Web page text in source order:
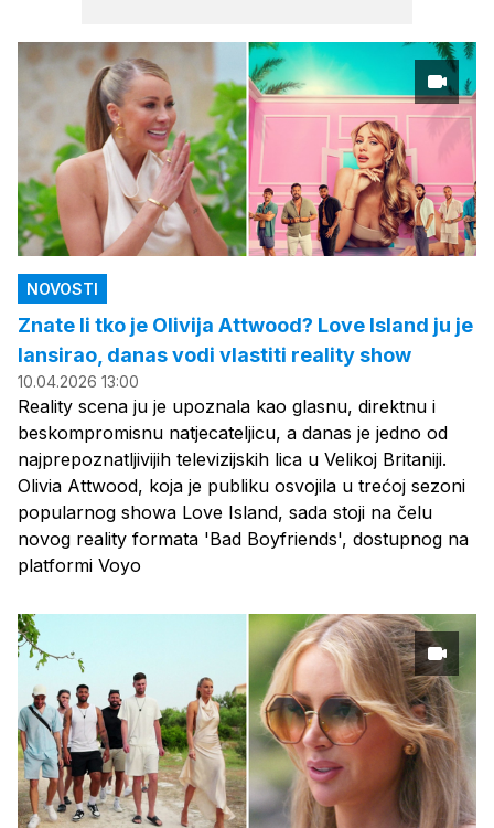
NOVOSTI
Znate li tko je Olivija Attwood? Love Island ju je
lansirao, danas vodi vlastiti reality show
10.04.2026 13:00
Reality scena ju je upoznala kao glasnu, direktnu i
beskompromisnu natjecateljicu, a danas je jedno od
najprepoznatljivijih televizijskih lica u Velikoj Britaniji.
Olivia Attwood, koja je publiku osvojila u trećoj sezoni
popularnog showa Love Island, sada stoji na čelu
novog reality formata 'Bad Boyfriends', dostupnog na
platformi Voyo